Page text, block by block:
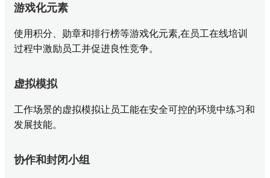
游戏化元素
使用积分、勋章和排行榜等游戏化元素,在员工在线培训
过程中激励员工并促进良性竞争。
虚拟模拟
工作场景的虚拟模拟让员工能在安全可控的环境中练习和
发展技能。
协作和封闭小组